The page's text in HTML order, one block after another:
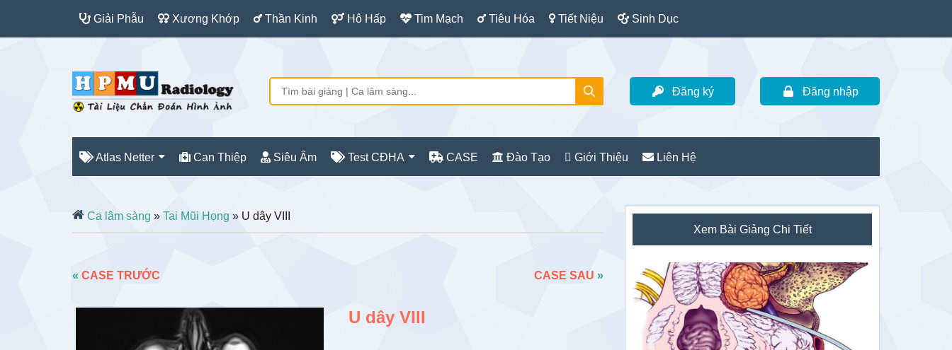
Giải Phẫu Xương Khớp Thần Kinh Hô Hấp Tim Mạch Tiêu Hóa Tiết Niệu Sinh Dục
Đăng ký Đăng nhập
Atlas Netter Can Thiệp Siêu Âm Test CĐHA CASE Đào Tạo Giới Thiệu Liên Hệ
Ca lâm sàng » Tai Mũi Họng » U dây VIII
« CASE TRƯỚC CASE SAU »
U dây VIII
Sidebar
chính
Xem Bài Giảng Chi Tiết